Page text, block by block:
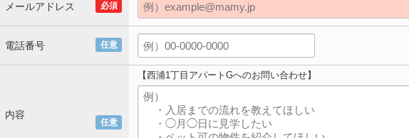
必須
メールアドレス
任意
電話番号
任意
内容
【西浦1丁目アパートGへのお問い合わせ】